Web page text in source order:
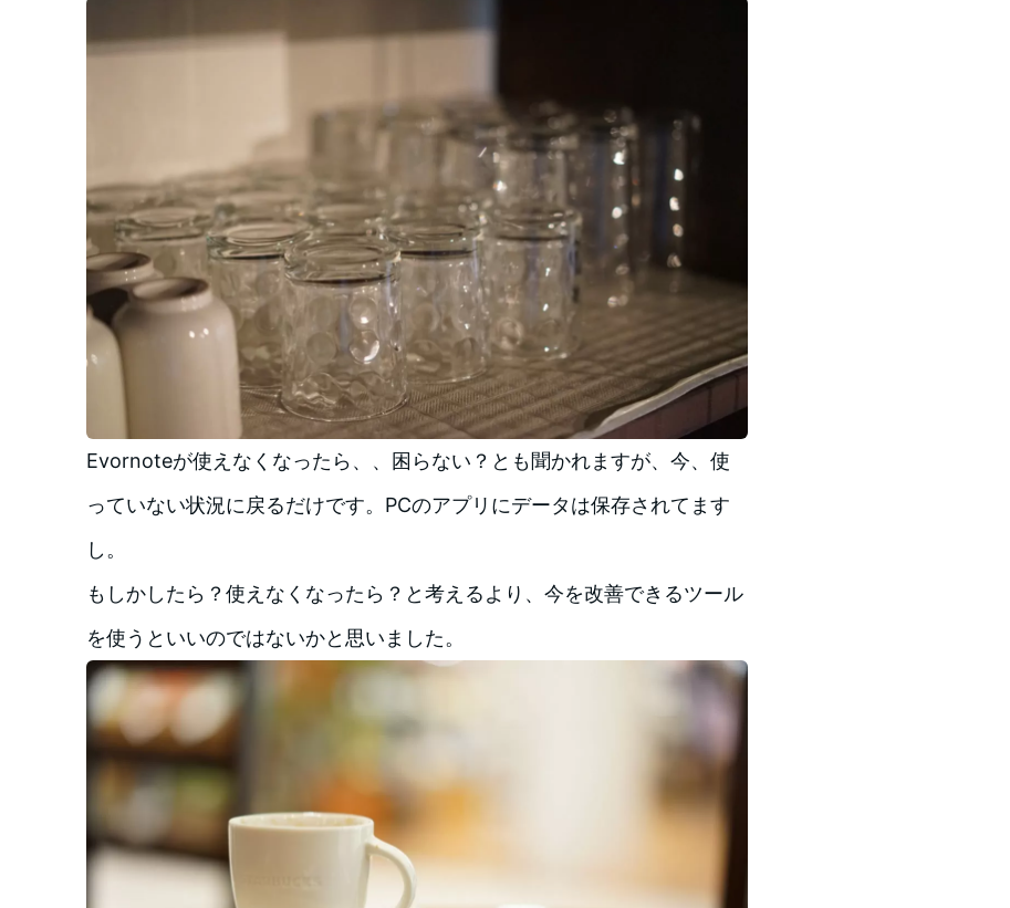
Evornoteが使えなくなったら、、困らない？とも聞かれますが、今、使
っていない状況に戻るだけです。PCのアプリにデータは保存されてます
し。
もしかしたら？使えなくなったら？と考えるより、今を改善できるツール
を使うといいのではないかと思いました。